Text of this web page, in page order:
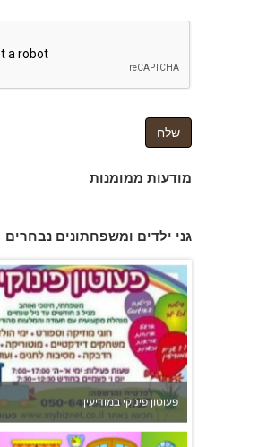
מודעות ממומנות
גני ילדים ומשפחתונים נבחרים
גן הכוכבים באשדוד - גן ילדים וצהרון
פעוטון פינוקי במודיעין